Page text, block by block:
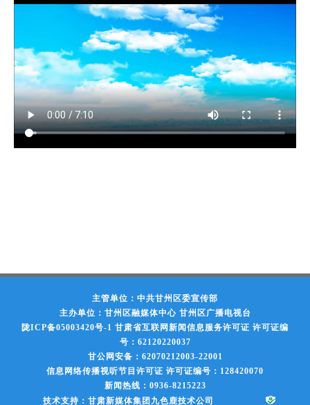
主管单位：中共甘州区委宣传部
主办单位：甘州区融媒体中心 甘州区广播电视台
陇ICP备05003420号-1 甘肃省互联网新闻信息服务许可证 许可证编
号：62120220037
甘公网安备：62070212003-22001
信息网络传播视听节目许可证 许可证编号：128420070
新闻热线：0936-8215223
技术支持：甘肃新媒体集团九色鹿技术公司